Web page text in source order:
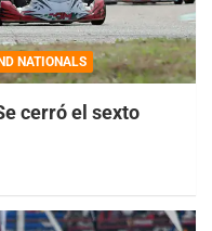
NATIONALS
cerró el sexto